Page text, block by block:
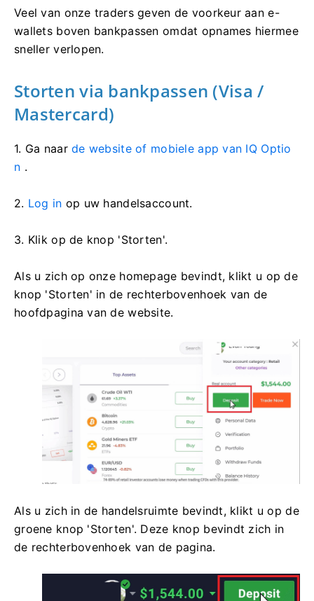
Veel van onze traders geven de voorkeur aan e-
wallets boven bankpassen omdat opnames hiermee
sneller verlopen.
Storten via bankpassen (Visa /
Mastercard)
1. Ga naarde website of mobiele app van IQ Optio
n .
2. Log in op uw handelsaccount.
3. Klik op de knop 'Storten'.
Als u zich op onze homepage bevindt, klikt u op de
knop 'Storten' in de rechterbovenhoek van de
hoofdpagina van de website.
Als u zich in de handelsruimte bevindt, klikt u op de
groene knop 'Storten'. Deze knop bevindt zich in
de rechterbovenhoek van de pagina.